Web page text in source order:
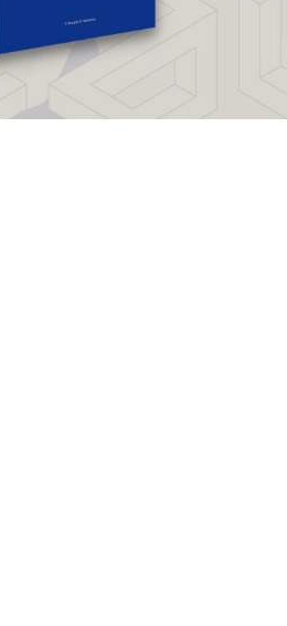
나?저자의 외국어 도전기와 공부비법
라 사람들의 입장에서 공부하기에 유
연하게, 체계적으로 정리해 두었다고
이다.먹거리 - 올바르게 먹고 좋은 음